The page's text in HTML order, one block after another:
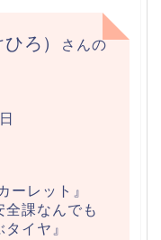
ろ）
さんの
ーレット』
全課なんでも
イヤ』